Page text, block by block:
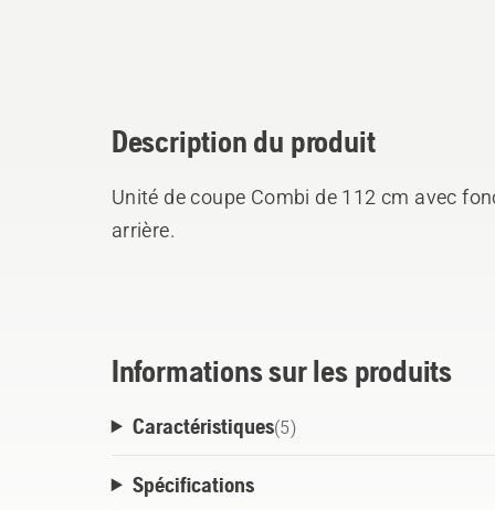
Description du produit
Unité de coupe Combi de 112 cm avec
arrière.
Informations sur les produits
Caractéristiques(5)
Spécifications